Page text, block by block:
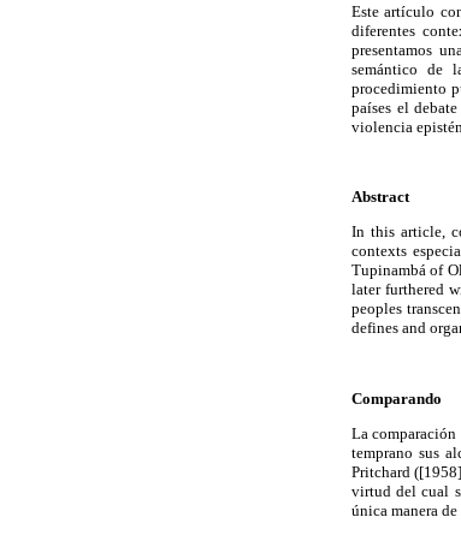
Este artículo
diferentes
presentamos
semántico de
procedimiento
países el
violencia
Abstract
In this article,
contexts
Tupinambá of
later furthered
peoples
defines and
Comparando
La
temprano sus
Pritchard
virtud del cual
única manera de